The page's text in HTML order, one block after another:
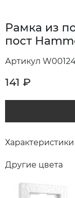
Рамка из
пост
Артикул
141 ₽
Характеристики
Другие цвета